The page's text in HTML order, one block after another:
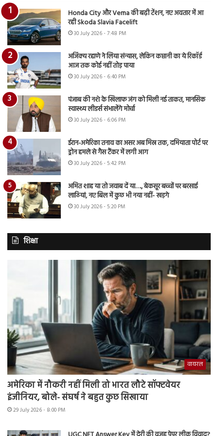
Honda City और Verna की बढ़ी टेंशन, नए अवतार में आ
रही Skoda Slavia Facelift
30 July 2026 - 7:48 PM
अजिंक्य रहाणे ने लिया संन्यास, लेकिन कप्तानी का ये रिकॉर्ड
आज तक कोई नहीं तोड़ पाया
30 July 2026 - 6:40 PM
पंजाब की नशे के खिलाफ जंग को मिली नई ताकत, मानसिक
स्वास्थ्य लीडर्स संभालेंगे मोर्चा
30 July 2026 - 6:06 PM
ईरान-अमेरिका तनाव का असर अब मिस्र तक, दमियाता पोर्ट पर
ड्रोन हमले से गैस टैंकर में लगी आग
30 July 2026 - 5:42 PM
अमित शाह या तो जवाब दें या…., बेकसूर बच्चों पर बरसाई
लाठियां, नए बिल में कुछ भी नया नहीं- खड़गे
30 July 2026 - 5:20 PM
शिक्षा
वायरल
अमेरिका में नौकरी नहीं मिली तो भारत लौटे सॉफ्टवेयर
इंजीनियर, बोले- संघर्ष ने बहुत कुछ सिखाया
29 July 2026 - 8:00 PM